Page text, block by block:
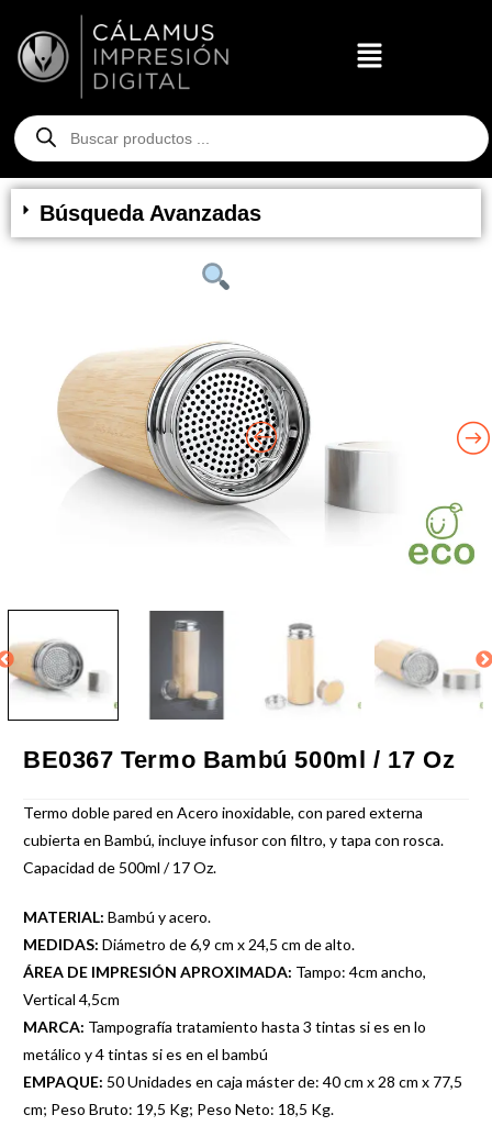
Búsqueda Avanzadas
BE0367 Termo Bambú 500ml / 17 Oz
Termo doble pared en Acero inoxidable, con pared externa
cubierta en Bambú, incluye infusor con filtro, y tapa con rosca.
Capacidad de 500ml / 17 Oz.
MATERIAL: Bambú y acero.
MEDIDAS: Diámetro de 6,9 cm x 24,5 cm de alto.
ÁREA DE IMPRESIÓN APROXIMADA: Tampo: 4cm ancho,
Vertical 4,5cm
MARCA: Tampografía tratamiento hasta 3 tintas si es en lo
metálico y 4 tintas si es en el bambú
EMPAQUE: 50 Unidades en caja máster de: 40 cm x 28 cm x 77,5
cm; Peso Bruto: 19,5 Kg; Peso Neto: 18,5 Kg.